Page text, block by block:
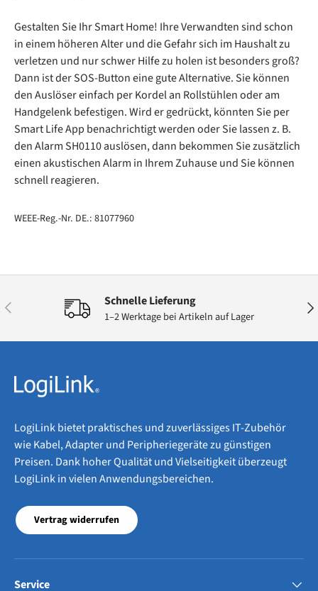
Gestalten Sie Ihr Smart Home! Ihre Verwandten sind schon
in einem höheren Alter und die Gefahr sich im Haushalt zu
verletzen und nur schwer Hilfe zu holen ist besonders groß?
Dann ist der SOS-Button eine gute Alternative. Sie können
den Auslöser einfach per Kordel an Rollstühlen oder am
Handgelenk befestigen. Wird er gedrückt, könnten Sie per
Smart Life App benachrichtigt werden oder Sie lassen z. B.
den Alarm SH0110 auslösen, dann bekommen Sie zusätzlich
einen akustischen Alarm in Ihrem Zuhause und Sie können
schnell reagieren.
WEEE-Reg.-Nr. DE.: 81077960
Vorherige Schnelle Lieferung
1–2 Werktage bei Artikeln auf Lager
LogiLink bietet praktisches und zuverlässiges IT-Zubehör
wie Kabel, Adapter und Peripheriegeräte zu günstigen
Preisen. Dank hoher Qualität und Vielseitigkeit überzeugt
LogiLink in vielen Anwendungsbereichen.
Vertrag widerrufen
Service